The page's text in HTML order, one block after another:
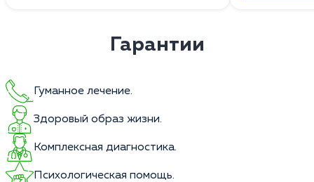
Гарантии
Гуманное лечение.
Здоровый образ жизни.
Комплексная диагностика.
Психологическая помощь.